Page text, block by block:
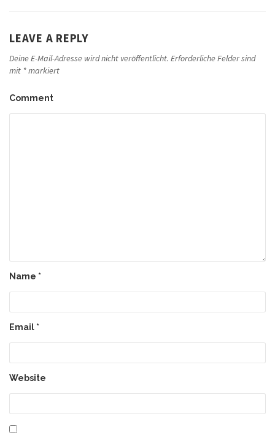
LEAVE A REPLY
Deine E-Mail-Adresse wird nicht veröffentlicht. Erforderliche Felder sind
mit *markiert
Comment
Name *
Email *
Website